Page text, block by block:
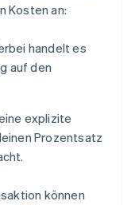
Kosten an:
handelt es
auf den
explizite
Prozentsatz
können